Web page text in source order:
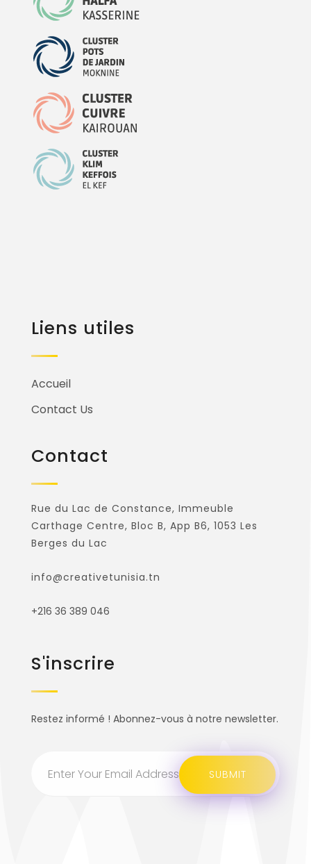
Liens utiles
Accueil
Contact Us
Contact
Rue du Lac de Constance, Immeuble
Carthage Centre, Bloc B, App B6, 1053 Les
Berges du Lac
info@creativetunisia.tn
+216 36 389 046
S'inscrire
Restez informé ! Abonnez-vous à notre newsletter.